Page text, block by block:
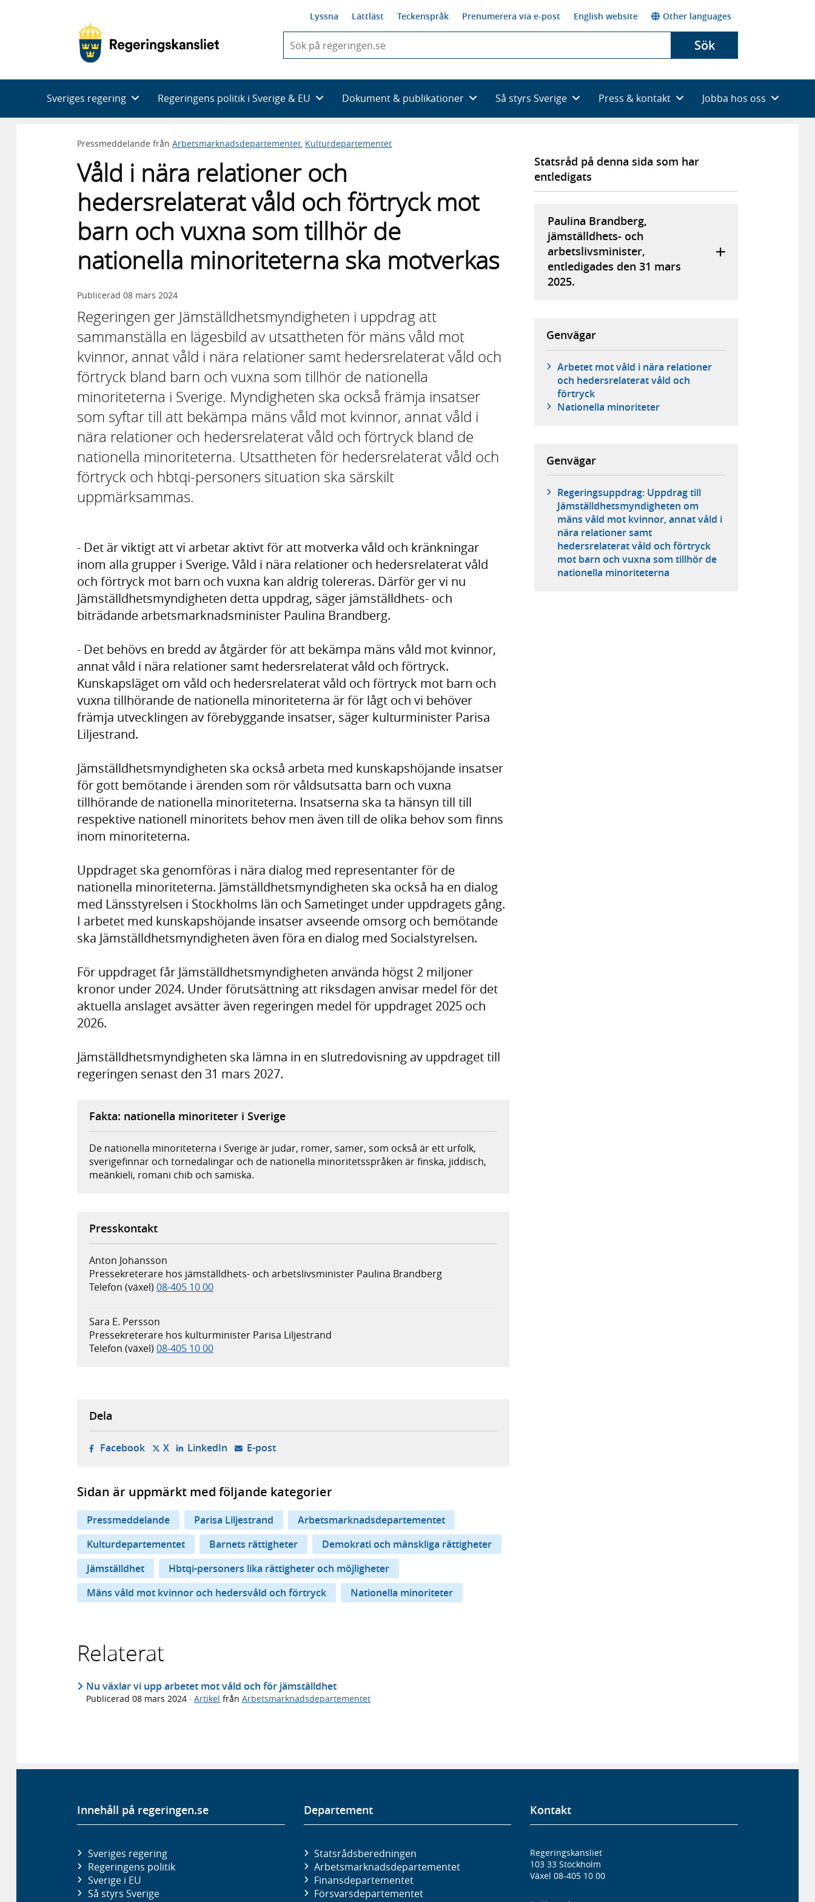
Lyssna Lättläst Teckenspråk Prenumerera via e-post English website Other languages
du
skriva
framträder
en
med
Sök
Sveriges regering Regeringens politik i Sverige & EU Dokument & publikationer Så styrs Sverige Press & kontakt Jobba hos oss
Pressmeddelande från Arbetsmarknadsdepartementet Kulturdepartementet
Våld i nära relationer och
hedersrelaterat våld och förtryck mot
barn och vuxna som tillhör de
nationella minoriteterna ska motverkas
Publicerad 08 mars 2024
Regeringen ger Jämställdhetsmyndigheten i uppdrag att
sammanställa en lägesbild av utsattheten för mäns våld mot
kvinnor, annat våld i nära relationer samt hedersrelaterat våld och
förtryck bland barn och vuxna som tillhör de nationella
minoriteterna i Sverige. Myndigheten ska också främja insatser
som syftar till att bekämpa mäns våld mot kvinnor, annat våld i
nära relationer och hedersrelaterat våld och förtryck bland de
nationella minoriteterna. Utsattheten för hedersrelaterat våld och
förtryck och hbtqi-personers situation ska särskilt
uppmärksammas.
- Det är viktigt att vi arbetar aktivt för att motverka våld och kränkningar
inom alla grupper i Sverige. Våld i nära relationer och hedersrelaterat våld
och förtryck mot barn och vuxna kan aldrig tolereras. Därför ger vi nu
Jämställdhetsmyndigheten detta uppdrag, säger jämställdhets- och
biträdande arbetsmarknadsminister Paulina Brandberg.
- Det behövs en bredd av åtgärder för att bekämpa mäns våld mot kvinnor,
annat våld i nära relationer samt hedersrelaterat våld och förtryck.
Kunskapsläget om våld och hedersrelaterat våld och förtryck mot barn och
vuxna tillhörande de nationella minoriteterna är för lågt och vi behöver
främja utvecklingen av förebyggande insatser, säger kulturminister Parisa
Liljestrand.
Jämställdhetsmyndigheten ska också arbeta med kunskapshöjande insatser
för gott bemötande i ärenden som rör våldsutsatta barn och vuxna
tillhörande de nationella minoriteterna. Insatserna ska ta hänsyn till till
respektive nationell minoritets behov men även till de olika behov som finns
inom minoriteterna.
Uppdraget ska genomföras i nära dialog med representanter för de
nationella minoriteterna. Jämställdhetsmyndigheten ska också ha en dialog
med Länsstyrelsen i Stockholms län och Sametinget under uppdragets gång.
I arbetet med kunskapshöjande insatser avseende omsorg och bemötande
ska Jämställdhetsmyndigheten även föra en dialog med Socialstyrelsen.
För uppdraget får Jämställdhetsmyndigheten använda högst 2 miljoner
kronor under 2024. Under förutsättning att riksdagen anvisar medel för det
aktuella anslaget avsätter även regeringen medel för uppdraget 2025 och
2026.
Jämställdhetsmyndigheten ska lämna in en slutredovisning av uppdraget till
regeringen senast den 31 mars 2027.
Fakta: nationella minoriteter i Sverige
De nationella minoriteterna i Sverige är judar, romer, samer, som också är ett urfolk,
sverigefinnar och tornedalingar och de nationella minoritetsspråken är finska, jiddisch,
meänkieli, romani chib och samiska.
Presskontakt
Anton Johansson
Pressekreterare hos jämställdhets- och arbetslivsminister Paulina Brandberg
Telefon (växel) 08-405 10 00
Sara E. Persson
Pressekreterare hos kulturminister Parisa Liljestrand
Telefon (växel) 08-405 10 00
Statsråd på denna sida som har
entledigats
Paulina Brandberg,
jämställdhets- och
arbetslivsminister,
entledigades den 31 mars
2025.
Genvägar
Arbetet mot våld i nära relationer
och hedersrelaterat våld och
förtryck
Nationella minoriteter
Genvägar
Regeringsuppdrag: Uppdrag till
Jämställdhetsmyndigheten om
mäns våld mot kvinnor, annat våld i
nära relationer samt
hedersrelaterat våld och förtryck
mot barn och vuxna som tillhör de
nationella minoriteterna
Dela
Facebook- öppnas i ny flik, extern webbplats,
X- öppnas i ny flik, extern webbplats,
LinkedIn- öppnas i ny flik, extern webbplats,
E-post- öppnar din e-postklient,
Sidan är uppmärkt med följande kategorier
Pressmeddelande Parisa Liljestrand
Arbetsmarknadsdepartementet
Kulturdepartementet
Barnets rättigheter
Demokrati och mänskliga rättigheter
Jämställdhet
Hbtqi-personers lika rättigheter och möjligheter
Mäns våld mot kvinnor och hedersvåld och förtryck
Nationella minoriteter
Relaterat
Nu växlar vi upp arbetet mot våld och för jämställdhet
Publicerad 08 mars 2024 · Artikel från Arbetsmarknadsdepartementet
Innehåll på regeringen.se
Sveriges regering
Regeringens politik
Sverige i EU
Så styrs Sverige
Departement
Statsrådsberedningen
Arbetsmarknads­departementet
Finans­departementet
Försvars­departementet
Kontakt
Regeringskansliet
103 33 Stockholm
Växel 08-405 10 00